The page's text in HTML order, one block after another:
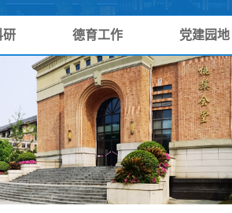
研 德育工作 党建园地